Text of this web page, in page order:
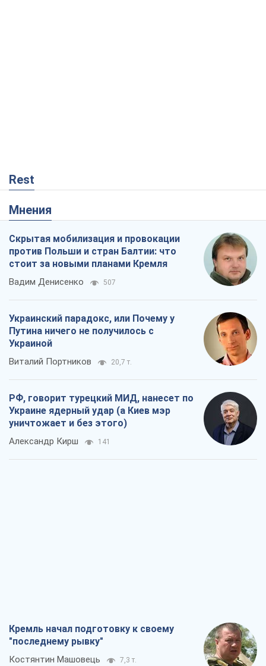
Rest
Мнения
Скрытая мобилизация и провокации
против Польши и стран Балтии: что
стоит за новыми планами Кремля
Вадим Денисенко 507
Украинский парадокс, или Почему у
Путина ничего не получилось с
Украиной
Виталий Портников 20,7 т.
РФ, говорит турецкий МИД, нанесет по
Украине ядерный удар (а Киев мэр
уничтожает и без этого)
Александр Кирш 141
Кремль начал подготовку к своему
"последнему рывку"
Костянтин Машовець 7,3 т.